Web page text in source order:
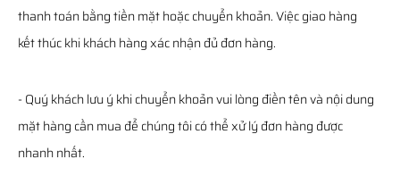
thanh toán bằng tiền mặt hoặc chuyển khoản. Việc giao hàng
kết thúc khi khách hàng xác nhận đủ đơn hàng.
- Quý khách lưu ý khi chuyển khoản vui lòng điền tên và nội dung
mặt hàng cần mua để chúng tôi có thể xử lý đơn hàng được
nhanh nhất.